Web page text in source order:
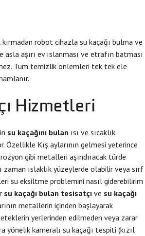
robot cihazla su kaçağı bulma ve
asla aşırı ev ıslanması ve etrafın batması
Tüm temizlik önlemleri tek tek ele
Hizmetleri
su kaçağını bulan ısı ve sıcaklık
Kış aylarının gelmesi yeterince
gibi metalleri aşındıracak türde
ıslaklık yüzeylerde olabilir veya sırf
su eksiltme problemini nasıl giderebilirim
su kaçağı bulan tesisatçı ve su kaçağı
metallerin içinden başlayarak
yerlerinden edilmeden veya zarar
yönelik kameralı su kaçağı tespiti (kızıl